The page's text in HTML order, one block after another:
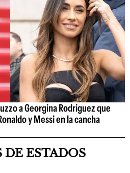
a Georgina Rodriguez que
y Messi en la cancha
ESTADOS